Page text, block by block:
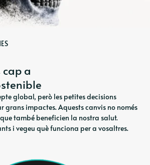
cap a
global, però les petites decisions
grans impactes. Aquests canvis no només
també beneficien la nostra salut.
i vegeu què funciona per a vosaltres.